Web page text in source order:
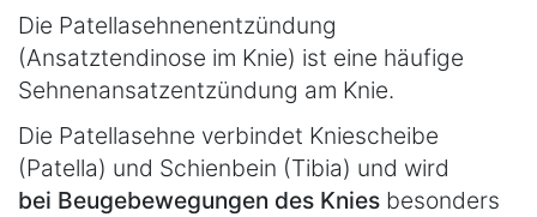
Die Patellasehnenentzündung
(Ansatztendinose im Knie) ist eine häufige
Sehnenansatzentzündung am Knie.
Die Patellasehne verbindet Kniescheibe
(Patella) und Schienbein (Tibia) und wird
bei Beugebewegungen des Knies besonders